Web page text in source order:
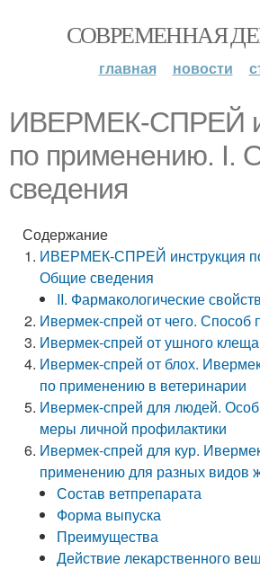
СОВРЕМЕННАЯ
главная новости
ИВЕРМЕК-СПРЕЙ
по применению. I.
сведения
Содержание
ИВЕРМЕК-СПРЕЙ инструкция
Общие сведения
II. Фармакологические
Ивермек-спрей от чего. Способ
Ивермек-спрей от ушного
Ивермек-спрей от блох.
по применению в ветеринарии
Ивермек-спрей для людей.
меры личной профилактики
Ивермек-спрей для кур.
применению для разных видов
Состав ветпрепарата
Форма выпуска
Преимущества
Действие лекарственного